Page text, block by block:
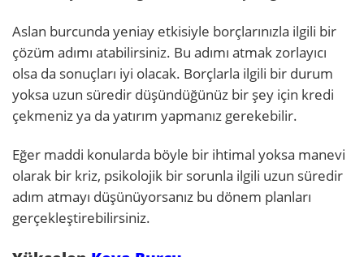
Aslan burcunda yeniay etkisiyle borçlarınızla ilgili bir
çözüm adımı atabilirsiniz. Bu adımı atmak zorlayıcı
olsa da sonuçları iyi olacak. Borçlarla ilgili bir durum
yoksa uzun süredir düşündüğünüz bir şey için kredi
çekmeniz ya da yatırım yapmanız gerekebilir.
Eğer maddi konularda böyle bir ihtimal yoksa manevi
olarak bir kriz, psikolojik bir sorunla ilgili uzun süredir
adım atmayı düşünüyorsanız bu dönem planları
gerçekleştirebilirsiniz.